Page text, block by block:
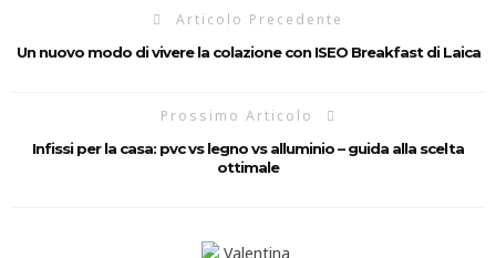
Articolo Precedente
Un nuovo modo di vivere la colazione con ISEO Breakfast di Laica
Prossimo Articolo
Infissi per la casa: pvc vs legno vs alluminio – guida alla scelta
ottimale